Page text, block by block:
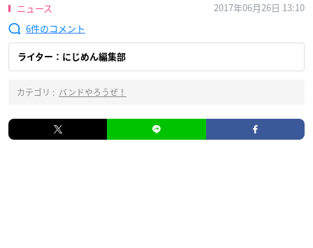
ニュース
2017年06月26日 13:10
6
ライター：にじめん編集部
カテゴリ : バンドやろうぜ！